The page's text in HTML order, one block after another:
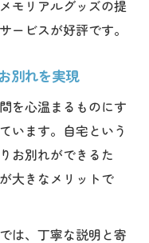
モリアルグッズの提
ービスが好評です。
別れを実現
を心温まるものにす
います。自宅という
お別れができるた
大きなメリットで
は、丁寧な説明と寄